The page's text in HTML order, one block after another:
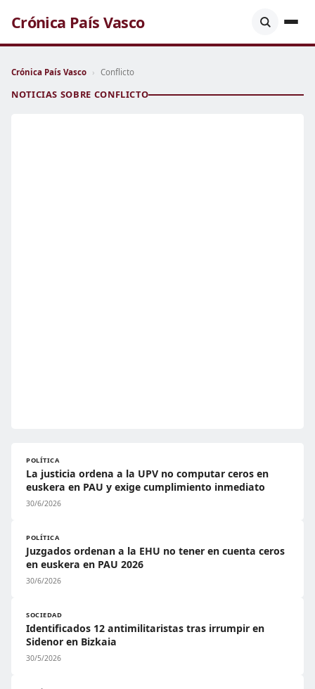
Crónica País Vasco
Crónica País Vasco › Conflicto
NOTICIAS SOBRE CONFLICTO
POLÍTICA
La justicia ordena a la UPV no computar ceros en
euskera en PAU y exige cumplimiento inmediato
30/6/2026
POLÍTICA
Juzgados ordenan a la EHU no tener en cuenta ceros
en euskera en PAU 2026
30/6/2026
SOCIEDAD
Identificados 12 antimilitaristas tras irrumpir en
Sidenor en Bizkaia
30/5/2026